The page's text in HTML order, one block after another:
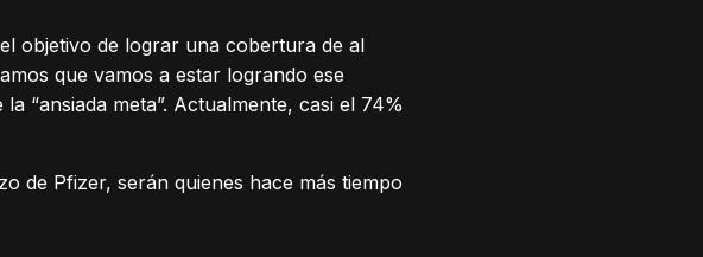
objetivo de lograr una cobertura de al
que vamos a estar logrando ese
“ansiada meta”. Actualmente, casi el 74%
de Pfizer, serán quienes hace más tiempo